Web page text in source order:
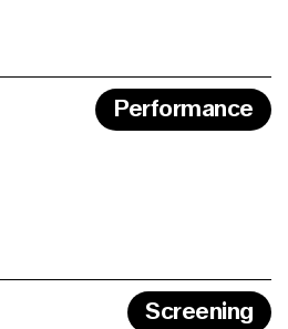
Performance
Screening